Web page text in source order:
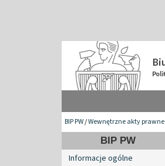
BIP PW/Wewnętrzne akty prawne
BIP PW
Informacje ogólne